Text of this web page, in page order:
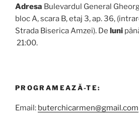
Adresa Bulevardul General
bloc A, scara B, etaj 3, ap. 36,
Strada Biserica Amzei). De luni
21:00.
PROGRAMEAZĂ-TE:
Email: buterchicarmen@gmail.com